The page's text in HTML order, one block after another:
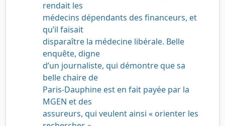
rendait les
médecins dépendants des financeurs, et
qu’il faisait
disparaître la médecine libérale. Belle
enquête, digne
d’un journaliste, qui démontre que sa
belle chaire de
Paris-Dauphine est en fait payée par la
MGEN et des
assureurs, qui veulent ainsi « orienter les